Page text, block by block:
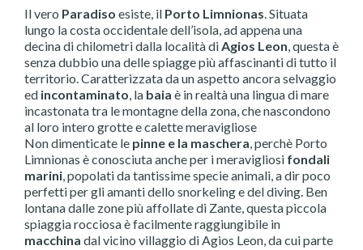
Il vero Paradiso esiste, il Porto Limnionas. Situata
lungo la costa occidentale dell’isola, ad appena una
decina di chilometri dalla località diAgios Leon, questa è
senza dubbio una delle spiagge più affascinanti di tutto il
territorio. Caratterizzata da un aspetto ancora selvaggio
ed incontaminato, la baia è in realtà una lingua di mare
incastonata tra le montagne della zona, che nascondono
al loro intero grotte e calette meravigliose
Non dimenticate le pinne e la maschera, perchè Porto
Limnionas è conosciuta anche per i meravigliosi fondali
marini, popolati da tantissime specie animali, a dir poco
perfetti per gli amanti dello snorkeling e del diving. Ben
lontana dalle zone più affollate di Zante, questa piccola
spiaggia rocciosa è facilmente raggiungibile in
macchina dal vicino villaggio di Agios Leon, da cui parte